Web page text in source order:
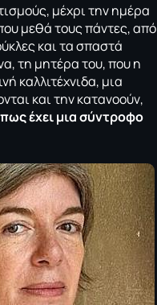
μέχρι την ημέρα
μεθά τους πάντες, από
και τα σπαστά
τη μητέρα του, που η
καλλιτέχνιδα, μια
και την κατανοούν,
έχει μια σύντροφο